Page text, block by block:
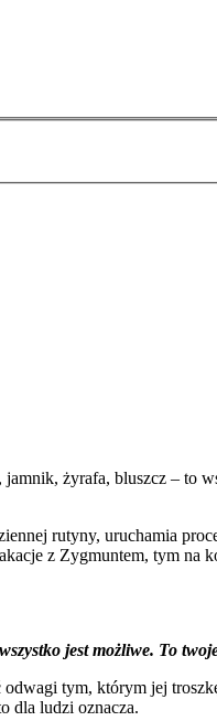
żyrafa, bluszcz – to
rutyny, uruchamia
z Zygmuntem, tym na
jest możliwe. To
tym, którym jej
dla ludzi oznacza.